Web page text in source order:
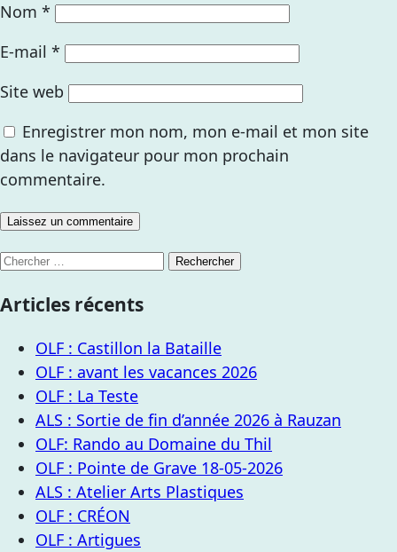
Nom *
E-mail *
Site web
Enregistrer mon nom, mon e-mail et mon site
dans le navigateur pour mon prochain
commentaire.
Articles récents
OLF : Castillon la Bataille
OLF : avant les vacances 2026
OLF : La Teste
ALS : Sortie de fin d’année 2026 à Rauzan
OLF: Rando au Domaine du Thil
OLF : Pointe de Grave 18-05-2026
ALS : Atelier Arts Plastiques
OLF : CRÉON
OLF : Artigues